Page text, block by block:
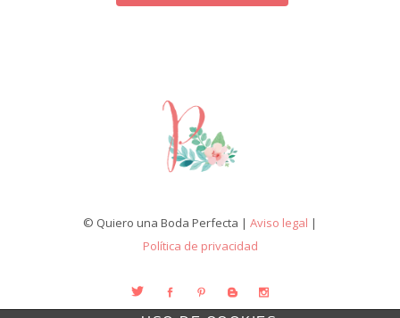
© Quiero una Boda Perfecta | Aviso legal |
Política de privacidad